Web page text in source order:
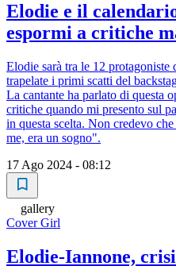
Elodie e il
espormi a critiche
Elodie sarà tra le 12
trapelate i primi scatti del
La cantante ha parlato di questa
critiche quando mi presento sul
in questa scelta. Non credevo
me, era un sogno".
17 Ago 2024 - 08:12
gallery
Cover Girl
Elodie-Iannone,